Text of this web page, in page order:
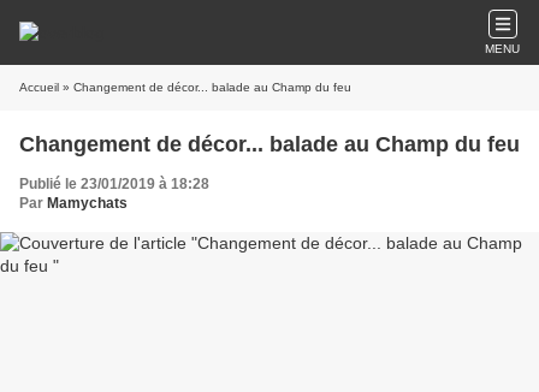
MENU
Accueil » Changement de décor... balade au Champ du feu
Changement de décor... balade au Champ du feu
Publié le 23/01/2019 à 18:28
Par Mamychats